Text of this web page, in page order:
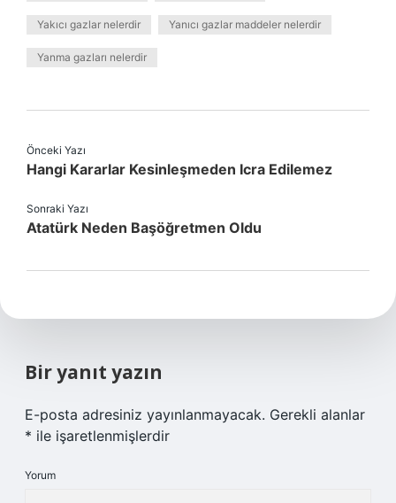
Yakıcı gazlar nelerdir Yanıcı gazlar maddeler nelerdir
Yanma gazları nelerdir
Önceki Yazı
Hangi Kararlar Kesinleşmeden Icra Edilemez
Sonraki Yazı
Atatürk Neden Başöğretmen Oldu
Bir yanıt yazın
E-posta adresiniz yayınlanmayacak. Gerekli alanlar
* ile işaretlenmişlerdir
Yorum